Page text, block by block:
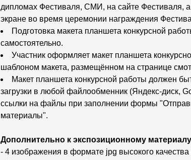
дипломах Фестиваля, СМИ, на сайте Фестиваля,
экране во время церемонии награждения
Подготовка макета планшета конкурсной
самостоятельно.
Участник оформляет макет планшета
шаблоном макета, размещённом на странице
Макет планшета конкурсной работы должен
загрузки в любой файлообменник (Яндекс-диск,
ссылки на файлы при заполнении формы
материалы".
Дополнительно к экспозиционному
- 4 изображения в формате jpg высокого качества